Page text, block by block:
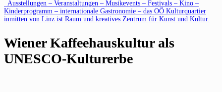
Ausstellungen – Veranstaltungen – Musikevents – Festivals – Kino –
Kinderprogramm – internationale Gastronomie – das OÖ Kulturquartier
inmitten von Linz ist Raum und kreatives Zentrum für Kunst und Kultur.
Wiener Kaffeehauskultur als
UNESCO-Kulturerbe